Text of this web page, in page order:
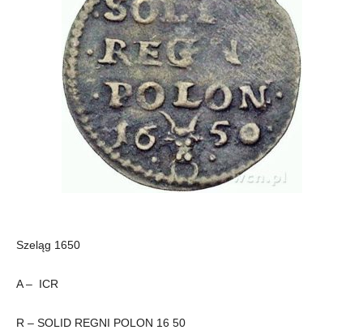
Szeląg 1650
A – ICR
R – SOLID REGNI POLON 16 50